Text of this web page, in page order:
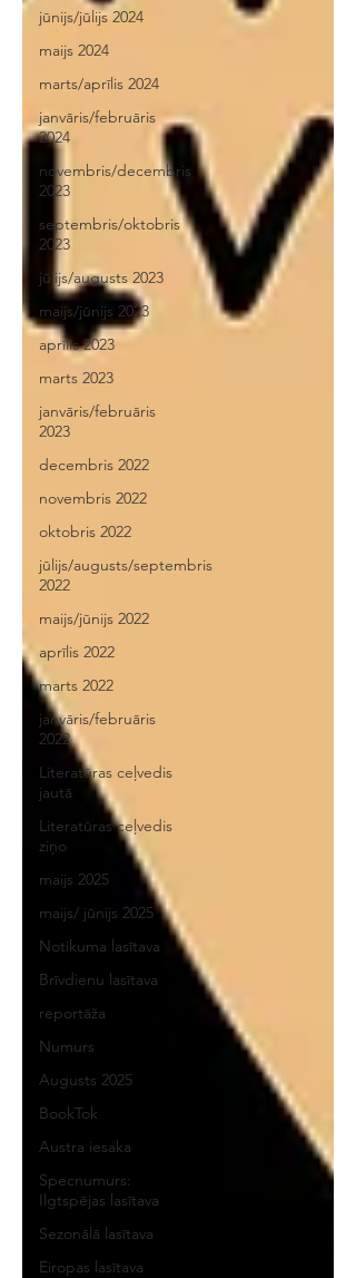
jūnijs/jūlijs 2024
maijs 2024
marts/aprīlis 2024
janvāris/februāris
2024
novembris/decembris
2023
septembris/oktobris
2023
jūlijs/augusts 2023
maijs/jūnijs 2023
aprīlis 2023
marts 2023
janvāris/februāris
2023
decembris 2022
novembris 2022
oktobris 2022
jūlijs/augusts/septembris
2022
maijs/jūnijs 2022
aprīlis 2022
marts 2022
janvāris/februāris
2022
Literatūras ceļvedis
jautā
Literatūras ceļvedis
ziņo
maijs 2025
maijs/ jūnijs 2025
Notikuma lasītava
Brīvdienu lasītava
reportāža
Numurs
Augusts 2025
BookTok
Austra iesaka
Specnumurs:
Ilgtspējas lasītava
Sezonālā lasītava
Eiropas lasītava